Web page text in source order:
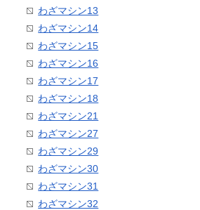
わざマシン13
わざマシン14
わざマシン15
わざマシン16
わざマシン17
わざマシン18
わざマシン21
わざマシン27
わざマシン29
わざマシン30
わざマシン31
わざマシン32